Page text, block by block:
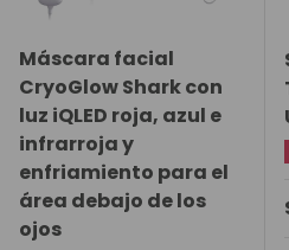
Máscara facial
CryoGlow Shark con
luz iQLED roja, azul e
infrarroja y
enfriamiento para el
área debajo de los
ojos